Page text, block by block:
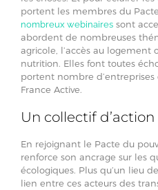
portent les membres du
nombreux webinaires sont
abordent de nombreuses
agricole, l’accès au
nutrition. Elles font toutes
portent nombre d’entreprises
France Active.
Un collectif
En rejoignant le Pacte du
renforce son ancrage sur les
écologiques. Plus qu’un lieu
lien entre ces acteurs des